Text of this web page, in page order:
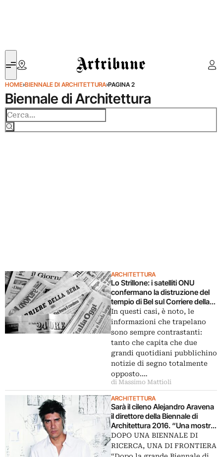
Artribune
HOME›BIENNALE DI ARCHITETTURA›PAGINA 2
Biennale di Architettura
ARCHITETTURA
Lo Strillone: i satelliti ONU
confermano la distruzione del
tempio di Bel sul Corriere della
Sera. E poi Biennale di
Architettura, hooligans impuniti
In questi casi, è noto, le
informazioni che trapelano
sono sempre contrastanti:
tanto che capita che due
grandi quotidiani pubblichino
notizie di segno totalmente
opposto.…
di Massimo Mattioli
ARCHITETTURA
Sarà il cileno Alejandro Aravena
il direttore della Biennale di
Architettura 2016. “Una mostra
dedicata alle frontiere
dell’architettura nel mondo”
DOPO UNA BIENNALE DI
RICERCA, UNA DI FRONTIERA